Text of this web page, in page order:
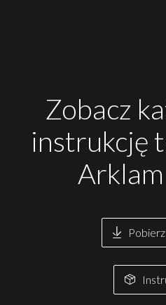
Zobacz
instrukcję